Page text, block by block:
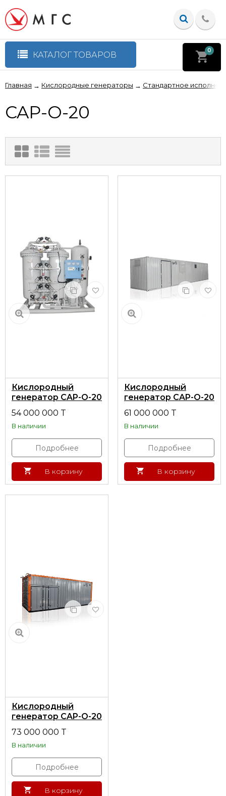
КАТАЛОГ ТОВАРОВ 0
Главная → Кислородные генераторы → Стандартное
CAP-O-20
Кислородный
генератор CAP-O-20
54 000 000 T
В наличии
Подробнее
В корзину
Кислородный
генератор CAP-O-20
контейнере
61 000 000 T
В наличии
Подробнее
В корзину
Кислородный
генератор CAP-O-20
контейнере с
системой заправки
73 000 000 T
В наличии
Подробнее
В корзину